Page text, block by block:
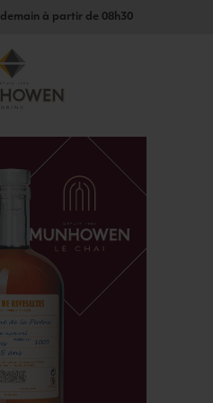
demain à partir de 08h30